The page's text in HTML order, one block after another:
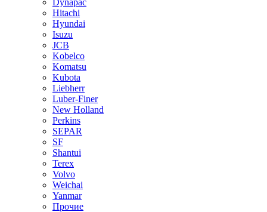
Dynapac
Hitachi
Hyundai
Isuzu
JCB
Kobelco
Komatsu
Kubota
Liebherr
Luber-Finer
New Holland
Perkins
SEPAR
SF
Shantui
Terex
Volvo
Weichai
Yanmar
Прочие